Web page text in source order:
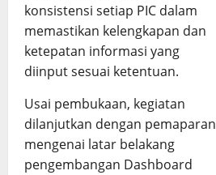
konsistensi setiap PIC dalam
memastikan kelengkapan dan
ketepatan informasi yang
diinput sesuai ketentuan.
Usai pembukaan, kegiatan
dilanjutkan dengan pemaparan
mengenai latar belakang
pengembangan Dashboard